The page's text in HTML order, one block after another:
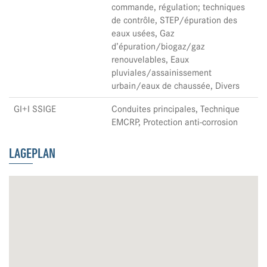
commande, régulation; techniques
de contrôle, STEP/épuration des
eaux usées, Gaz
d’épuration/biogaz/gaz
renouvelables, Eaux
pluviales/assainissement
urbain/eaux de chaussée, Divers
GI+I SSIGE
Conduites principales, Technique
EMCRP, Protection anti-corrosion
LAGEPLAN